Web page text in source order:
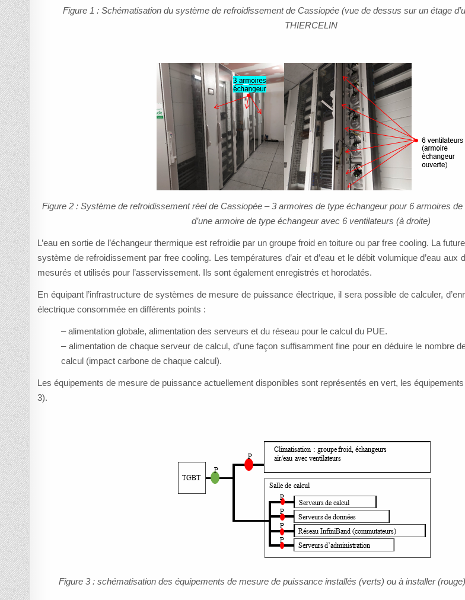
Figure 1 : Schématisation du système de refroidissement de Cassiopée (vue de dessus sur un étage
THIERCELIN
Figure 2 : Système de refroidissement réel de Cassiopée – 3 armoires de type échangeur pour 6 armoires
d’une armoire de type échangeur avec 6 ventilateurs (à droite)
L’eau en sortie de l’échangeur thermique est refroidie par un groupe froid en toiture ou par free cooling. La
système de refroidissement par free cooling. Les températures d’air et d’eau et le débit volumique d’eau
mesurés et utilisés pour l’asservissement. Ils sont également enregistrés et horodatés.
En équipant l’infrastructure de systèmes de mesure de puissance électrique, il sera possible de calculer,
électrique consommée en différents points :
– alimentation globale, alimentation des serveurs et du réseau pour le calcul du PUE.
– alimentation de chaque serveur de calcul, d’une façon suffisamment fine pour en déduire le nombre
calcul (impact carbone de chaque calcul).
Les équipements de mesure de puissance actuellement disponibles sont représentés en vert, les
3).
Figure 3 : schématisation des équipements de mesure de puissance installés (verts) ou à installer